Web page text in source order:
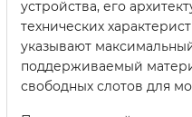
устройства, его
технических
указывают
поддерживаемый
свободных слотов для